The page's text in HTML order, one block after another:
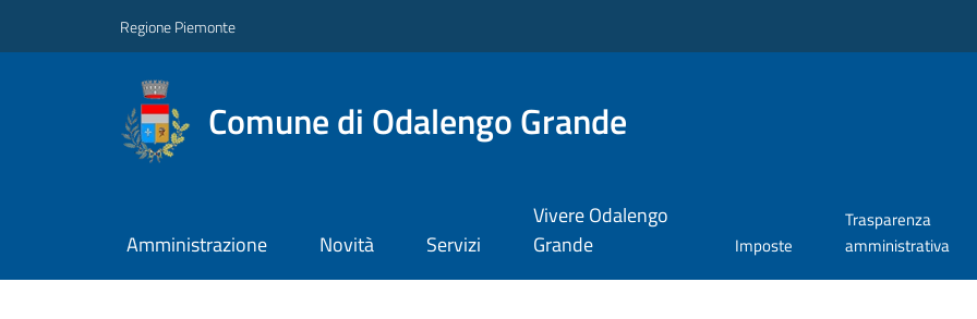
Regione Piemonte
Comune di Odalengo Grande
Amministrazione Novità Servizi
Vivere Odalengo
Grande
Imposte
Trasparenza
amministrativa